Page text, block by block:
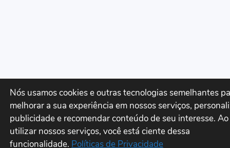
Nós usamos cookies e outras tecnologias semelhantes
melhorar a sua experiência em nossos serviços,
publicidade e recomendar conteúdo de seu interesse. Ao
utilizar nossos serviços, você está ciente dessa
funcionalidade. Políticas de Privacidade